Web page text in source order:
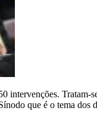
que é o tema